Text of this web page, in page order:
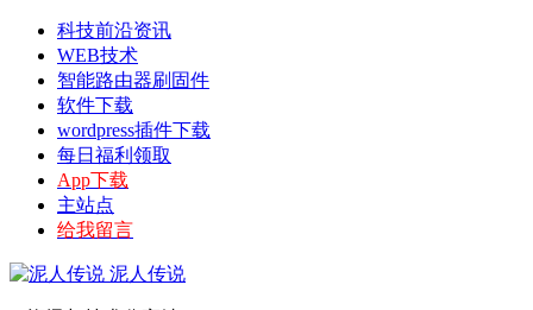
科技前沿资讯
WEB技术
智能路由器刷固件
软件下载
wordpress插件下载
每日福利领取
App下载
主站点
给我留言
泥人传说